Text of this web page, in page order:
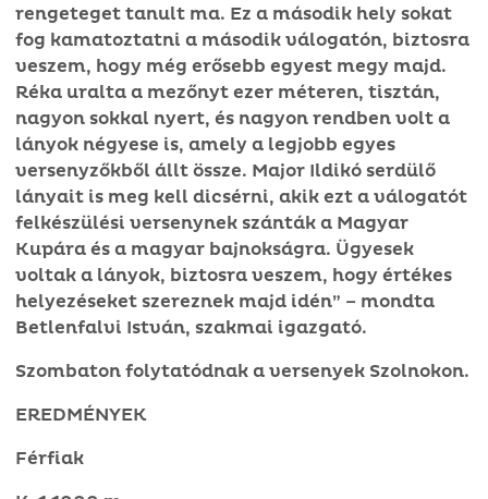
rengeteget tanult ma. Ez a második hely sokat
fog kamatoztatni a második válogatón, biztosra
veszem, hogy még erősebb egyest megy majd.
Réka uralta a mezőnyt ezer méteren, tisztán,
nagyon sokkal nyert, és nagyon rendben volt a
lányok négyese is, amely a legjobb egyes
versenyzőkből állt össze. Major Ildikó serdülő
lányait is meg kell dicsérni, akik ezt a válogatót
felkészülési versenynek szánták a Magyar
Kupára és a magyar bajnokságra. Ügyesek
voltak a lányok, biztosra veszem, hogy értékes
helyezéseket szereznek majd idén” – mondta
Betlenfalvi István, szakmai igazgató.
Szombaton folytatódnak a versenyek Szolnokon.
EREDMÉNYEK
Férfiak